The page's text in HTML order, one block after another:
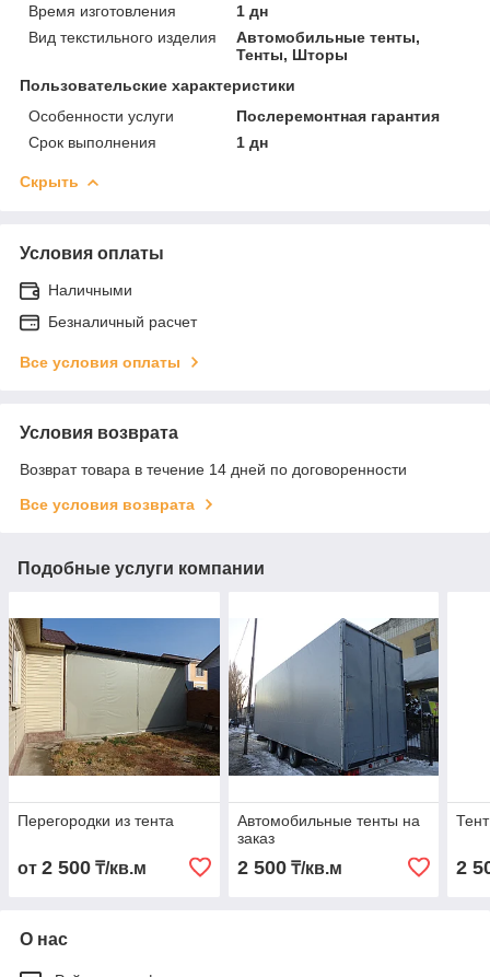
Время изготовления
1 дн
Вид текстильного изделия
Автомобильные тенты,
Тенты, Шторы
Пользовательские характеристики
Особенности услуги
Послеремонтная гарантия
Срок выполнения
1 дн
Скрыть
Условия оплаты
Наличными
Безналичный расчет
Все условия оплаты
Условия возврата
Возврат товара в течение 14 дней по договоренности
Все условия возврата
Подобные услуги компании
Перегородки из тента
от 2 500 ₸/кв.м
Автомобильные тенты на
заказ
2 500₸/кв.м 2
О нас